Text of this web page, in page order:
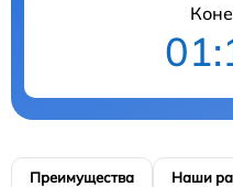
Преимущества Наши